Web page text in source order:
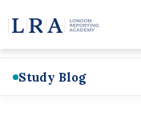
Study Blog